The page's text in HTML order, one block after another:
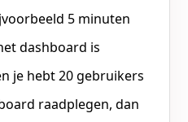
5 minuten
dashboard is
je hebt 20 gebruikers
raadplegen, dan